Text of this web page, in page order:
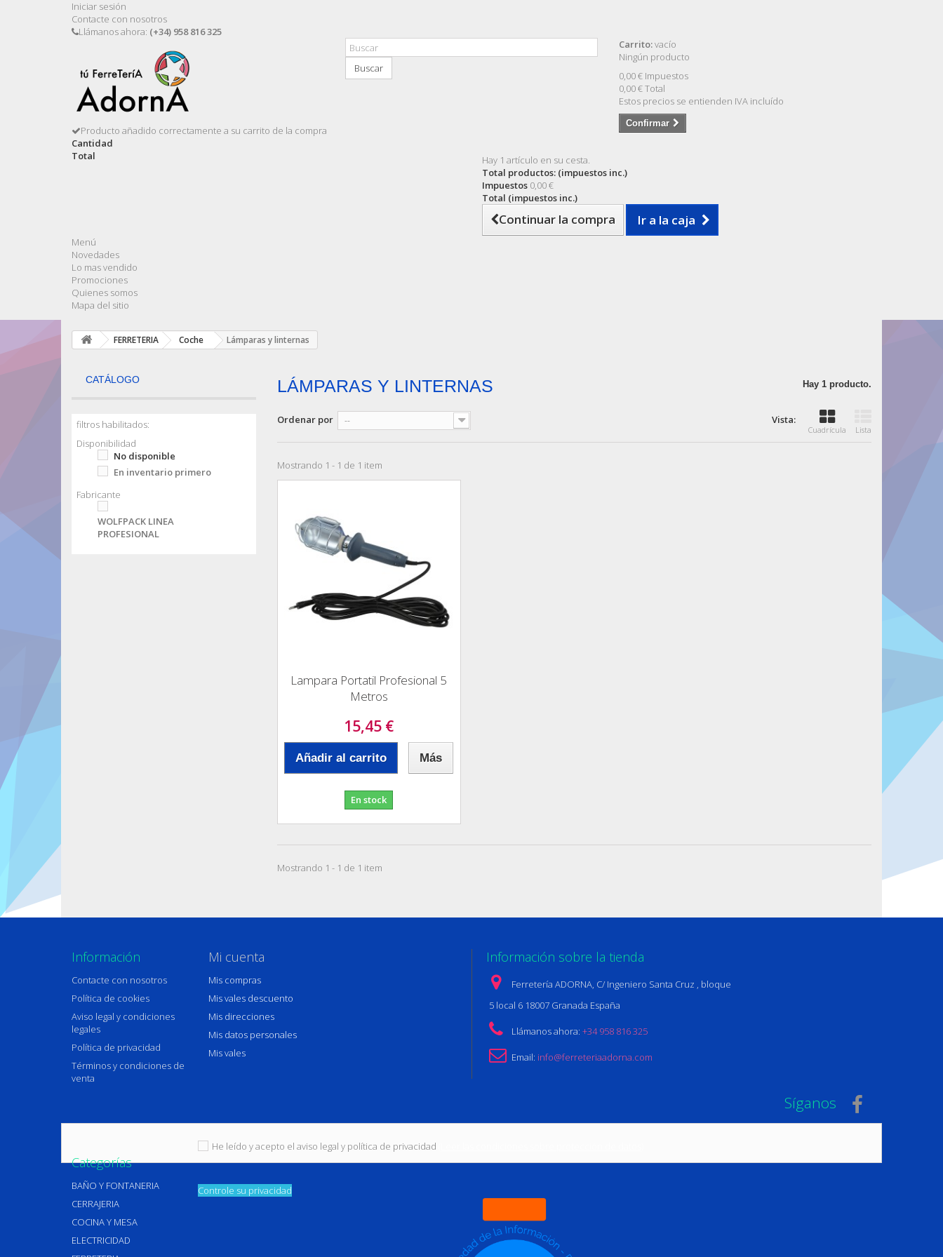
Iniciar sesión
Contacte con nosotros
Llámanos ahora: (+34) 958 816 325
Buscar
Carrito:vacío
Ningún producto
0,00 € Impuestos
0,00 €Total
Estos precios se entienden IVA incluído
Confirmar
Producto añadido correctamente a su carrito de la compra
Cantidad
Total
Hay 1 artículo en su cesta.
Total productos: (impuestos inc.)
Impuestos 0,00 €
Total (impuestos inc.)
Continuar la compra Ir a la caja
Menú
Novedades
Lo mas vendido
Promociones
Quienes somos
Mapa del sitio
FERRETERIA Coche Lámparas y linternas
CATÁLOGO
filtros habilitados:
Disponibilidad
No disponible
En inventario primero
Fabricante
WOLFPACK LINEA
PROFESIONAL
LÁMPARAS Y LINTERNAS Hay 1 producto.
Vista:
Cuadrícula Lista
Ordenar por --
Mostrando 1 - 1 de 1 item
Lampara Portatil Profesional 5
Metros
15,45 €
Añadir al carrito Más
En stock
Mostrando 1 - 1 de 1 item
Información
Contacte con nosotros
Política de cookies
Aviso legal y condiciones
legales
Política de privacidad
Términos y condiciones de
venta
Mi cuenta
Mis compras
Mis vales descuento
Mis direcciones
Mis datos personales
Mis vales
Información sobre la tienda
Ferretería ADORNA, C/ Ingeniero Santa Cruz , bloque
5 local 6 18007 Granada España
Llámanos ahora: +34 958 816 325
Email: info@ferreteriaadorna.com
Síganos
Categorías
BAÑO Y FONTANERIA
CERRAJERIA
COCINA Y MESA
ELECTRICIDAD
He leído y acepto el aviso legal y política de privacidad
Controle su privacidad